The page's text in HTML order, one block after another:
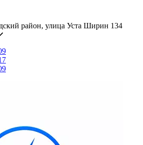
район, улица Уста Ширин 134